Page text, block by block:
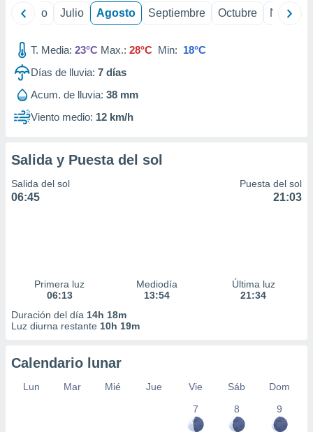
Junio Julio Agosto Septiembre Octubre
T. Media: 23°C Max.: 28°C Min: 18°C
Días de lluvia: 7 días
Acum. de lluvia: 38 mm
Viento medio: 12 km/h
Salida y Puesta del sol
Salida del sol
06:45
Puesta del sol
21:03
Primera luz
06:13
Mediodía
13:54
Última luz
21:34
Duración del día 14h 18m
Luz diurna restante 10h 19m
Calendario lunar
Lun Mar Mié Jue Vie Sáb
Dom
7
8 9